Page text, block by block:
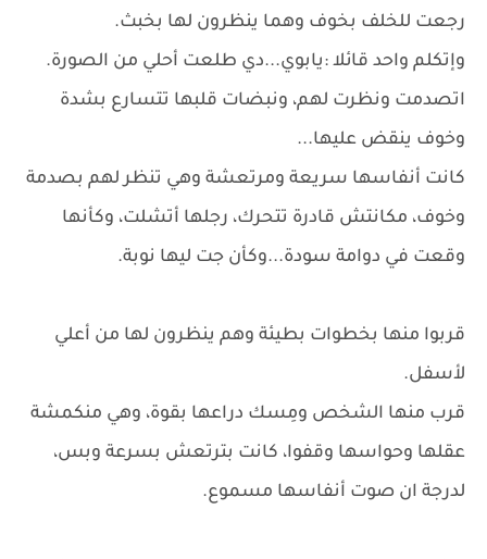
رجعت للخلف بخوف وهما ينظرون لها بخبث.
وإتكلم واحد قائلا :يابوي...دي طلعت أحلي من الصورة.
اتصدمت ونظرت لهم، ونبضات قلبها تتسارع بشدة
وخوف ينقض عليها...
كانت أنفاسها سريعة ومرتعشة وهي تنظر لهم بصدمة
وخوف، مكانتش قادرة تتحرك، رجلها أتشلت، وكأنها
وقعت في دوامة سودة...وكأن جت ليها نوبة.
قربوا منها بخطوات بطيئة وهم ينظرون لها من أعلي
لأسفل.
قرب منها الشخص ومِسك دراعها بقوة، وهي منكمشة
عقلها وحواسها وقفوا، كانت بترتعش بسرعة وبس،
لدرجة ان صوت أنفاسها مسموع.